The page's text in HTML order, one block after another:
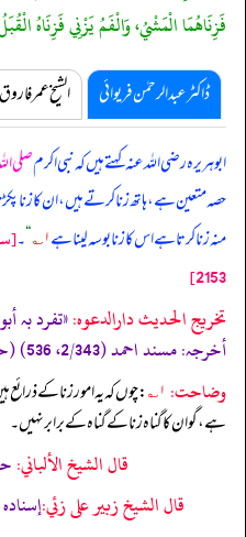
فَزِنَاهُمَا الْمَشْيُ، وَالْفَمُ يَزْنِي فَزِنَاهُ
ڈاکٹر عبدالرحمٰن فریوائی الشیخ عمر
ابوہریرہ رضی اللہ عنہ کہتے ہیں کہنبی اکرمصلی
حصہ متعین ہے، ہاتھ زنا کرتے ہیں، ان کا زنا
منہ زنا کرتا ہے اس کا زنا بوسہ لینا ہے۱؎ “۔
2153]
تخریج الحدیث دارالدعوہ:
أخرجہ: مسند احمد (2/343، 536) (حسن)»
وضاحت: ۱؎ : چوں کہ یہ امور زنا کے ذرائع
ہے، گو ان کا گناہ زنا کے گناہ کے برابر نہیں۔
قال الشيخ الألباني:
قال الشيخ زبير على زئي: